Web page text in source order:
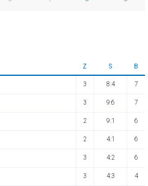
Z S B
3 8:4 7
3 9:6 7
2 9:1 6
2 4:1 6
3 4:2 6
3 4:3 4